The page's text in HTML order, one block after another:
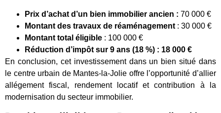
Prix d’achat d’un bien immobilier ancien : 70 000 €
Montant des travaux de réaménagement : 30 000 €
Montant total éligible : 100 000 €
Réduction d’impôt sur 9 ans (18 %) : 18 000 €
En conclusion, cet investissement dans un bien situé dans
le centre urbain de Mantes-la-Jolie offre l’opportunité d’allier
allégement fiscal, rendement locatif et contribution à la
modernisation du secteur immobilier.